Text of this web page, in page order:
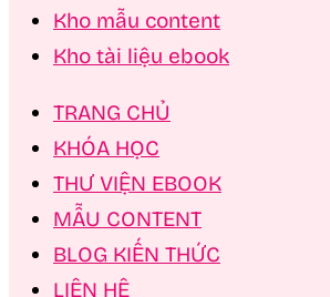
Kho mẫu content
Kho tài liệu ebook
TRANG CHỦ
KHÓA HỌC
THƯ VIỆN EBOOK
MẪU CONTENT
BLOG KIẾN THỨC
LIÊN HỆ